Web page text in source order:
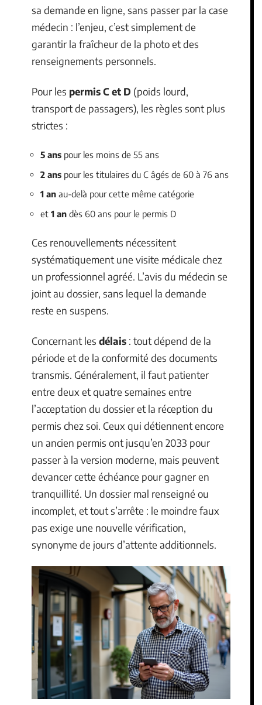
sa demande en ligne, sans passer par la case
médecin : l’enjeu, c’est simplement de
garantir la fraîcheur de la photo et des
renseignements personnels.
Pour les permis C et D (poids lourd,
transport de passagers), les règles sont plus
strictes :
5 ans pour les moins de 55 ans
2 ans pour les titulaires du C âgés de 60 à 76 ans
1 an au-delà pour cette même catégorie
et 1 an dès 60 ans pour le permis D
Ces renouvellements nécessitent
systématiquement une visite médicale chez
un professionnel agréé. L’avis du médecin se
joint au dossier, sans lequel la demande
reste en suspens.
Concernant les délais : tout dépend de la
période et de la conformité des documents
transmis. Généralement, il faut patienter
entre deux et quatre semaines entre
l’acceptation du dossier et la réception du
permis chez soi. Ceux qui détiennent encore
un ancien permis ont jusqu’en 2033 pour
passer à la version moderne, mais peuvent
devancer cette échéance pour gagner en
tranquillité. Un dossier mal renseigné ou
incomplet, et tout s’arrête : le moindre faux
pas exige une nouvelle vérification,
synonyme de jours d’attente additionnels.